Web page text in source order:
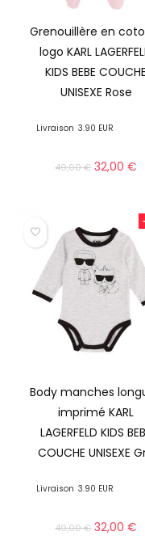
Grenouillère en
logo KARL
KIDS BEBE COUCHE
UNISEXE Rose
Livraison 3.90 EUR
49,00€ 32,00€
Body manches
imprimé KARL
LAGERFELD KIDS
COUCHE UNISEXE
Livraison 3.90 EUR
49,00€ 32,00€